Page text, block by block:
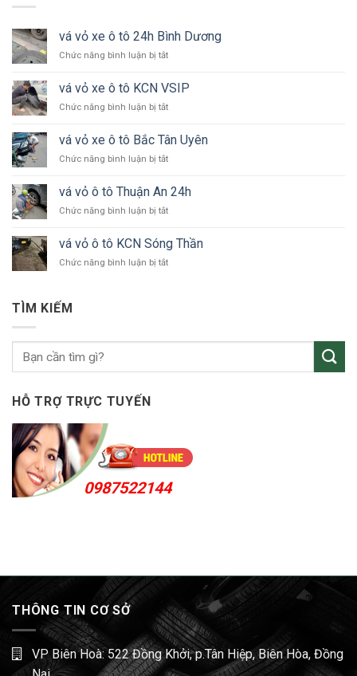
vá vỏ xe ô tô 24h Bình Dương
Chức năng bình luận bị tắtở
vỏ
xe
ô
24h
Dương
vá vỏ xe ô tô KCN VSIP
Chức năng bình luận bị tắtở
vỏ
xe
ô
KCN
vá vỏ xe ô tô Bắc Tân Uyên
Chức năng bình luận bị tắtở
vỏ
xe
ô
Bắc
Tân
Uyên
vá vỏ ô tô Thuận An 24h
Chức năng bình luận bị tắtở
ô
tô
vá vỏ ô tô KCN Sóng Thần
Chức năng bình luận bị tắtở
Sóng
TÌM KIẾM
HỖ TRỢ TRỰC TUYẾN
0987522144
THÔNG TIN CƠ SỞ
VP Biên Hoà: 522 Đồng Khởi, p.Tân Hiệp, Biên Hòa, Đồng